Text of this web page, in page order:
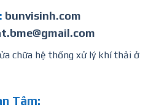
bunvisinh.com
chữa hệ thống xử lý khí thải ở
Tâm: